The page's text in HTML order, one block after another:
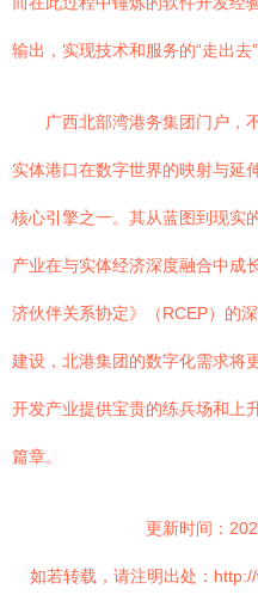
输出，实现技术和服务的“走出去”
广西北部湾港务集团门户，
实体港口在数字世界的映射与延
核心引擎之一。其从蓝图到现实
产业在与实体经济深度融合中成
济伙伴关系协定》（RCEP）的
建设，北港集团的数字化需求将
开发产业提供宝贵的练兵场和上
篇章。
更新时间：
如若转载，请注明出处：